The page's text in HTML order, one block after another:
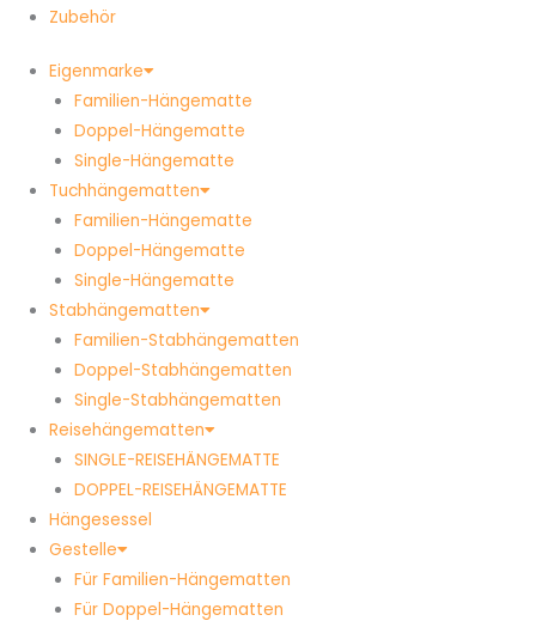
Zubehör
Eigenmarke
Familien-Hängematte
Doppel-Hängematte
Single-Hängematte
Tuchhängematten
Familien-Hängematte
Doppel-Hängematte
Single-Hängematte
Stabhängematten
Familien-Stabhängematten
Doppel-Stabhängematten
Single-Stabhängematten
Reisehängematten
SINGLE-REISEHÄNGEMATTE
DOPPEL-REISEHÄNGEMATTE
Hängesessel
Gestelle
Für Familien-Hängematten
Für Doppel-Hängematten